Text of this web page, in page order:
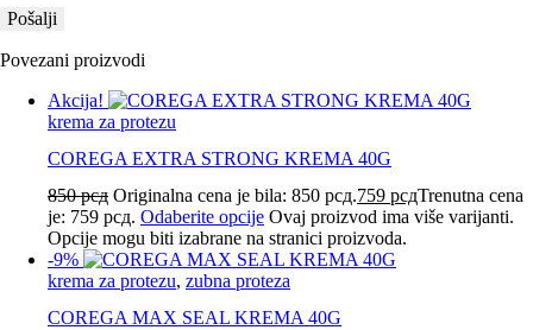
Povezani proizvodi
Akcija!
krema za protezu
COREGA EXTRA STRONG KREMA 40G
850рсд Originalna cena je bila: 850 рсд.759 рсдTrenutna cena
je: 759 рсд. Odaberite opcije Ovaj proizvod ima više varijanti.
Opcije mogu biti izabrane na stranici proizvoda.
-9%
krema za protezu, zubna proteza
COREGA MAX SEAL KREMA 40G